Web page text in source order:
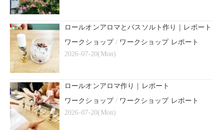
ロールオンアロマとバスソルト作り｜レポート
ワークショップ/ ワークショップ レポート
2026-07-20(Mon)
ロールオンアロマ作り｜レポート
ワークショップ/ ワークショップ レポート
2026-07-20(Mon)